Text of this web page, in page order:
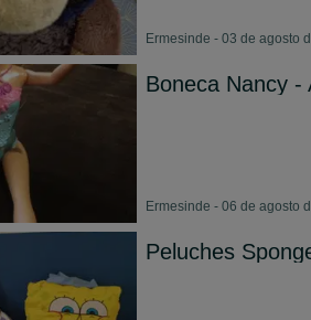
Ermesinde - 03 de agosto
Boneca Nancy -
Ermesinde - 06 de agosto
Peluches